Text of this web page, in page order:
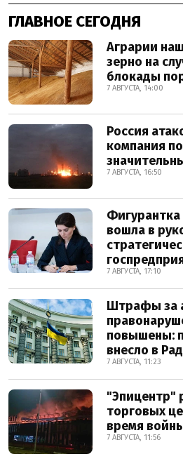
ГЛАВНОЕ СЕГОДНЯ
Аграрии
зерно на
блокады
7 АВГУСТА, 14:00
Россия
компания
7 АВГУСТА, 16:50
вошла в
7 АВГУСТА, 17:10
Штрафы за
повышены:
внесло в
7 АВГУСТА, 11:23
"Эпицентр"
торговых
время
7 АВГУСТА, 11:56